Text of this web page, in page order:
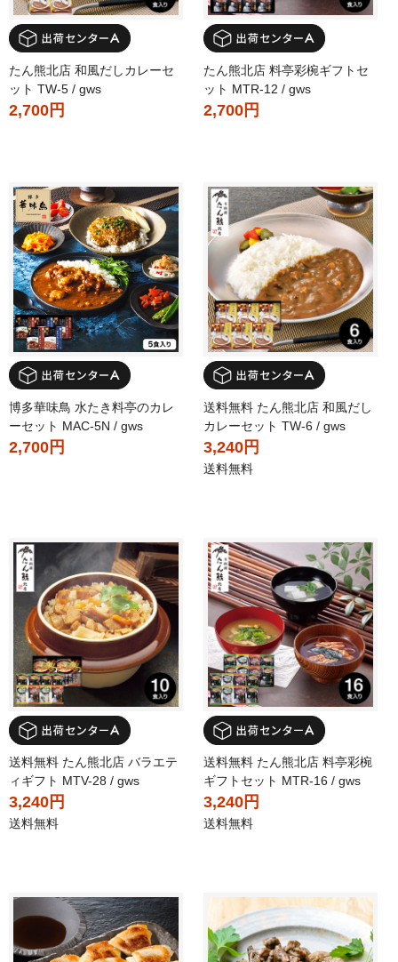
たん熊北店 和風だしカレーセ
ット TW-5 / gws
2,700円
たん熊北店 料亭彩椀ギフトセ
ット MTR-12 / gws
2,700円
博多華味鳥 水たき料亭のカレ
ーセット MAC-5N / gws
2,700円
送料無料 たん熊北店 和風だし
カレーセット TW-6 / gws
3,240円
送料無料
送料無料 たん熊北店 バラエテ
ィギフト MTV-28 / gws
3,240円
送料無料
送料無料 たん熊北店 料亭彩椀
ギフトセット MTR-16 / gws
3,240円
送料無料